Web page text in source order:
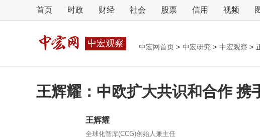
首页 时政 财经 社会 股票 信用 视频
中宏观察 中宏网首页 > 中宏研究 > 中宏观察 >
王辉耀：中欧扩大共识和合作 携
王辉耀
全球化智库(CCG)创始人兼主任